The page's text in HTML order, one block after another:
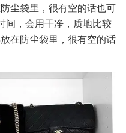
尘袋里，很有空的话也可
间，会用干净，质地比较
在防尘袋里，很有空的话